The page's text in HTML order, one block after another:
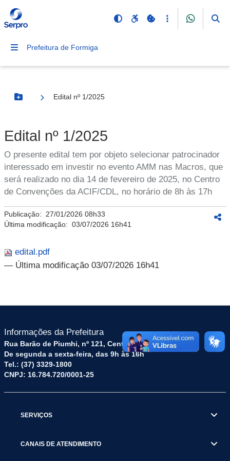
Prefeitura de Formiga
Botão Menu
Edital nº 1/2025
Edital nº 1/2025
O presente edital tem por objeto selecionar patrocinador
interessado em investir no evento AMM nas Macros, que
será realizado no dia 14 de fevereiro de 2025, no Centro
de Convenções da ACIF/CDL, no horário de 8h às 17h
Publicação: 27/01/2026 08h33
Última modificação: 03/07/2026 16h41
edital.pdf
— Última modificação 03/07/2026 16h41
Informações da Prefeitura
Rua Barão de Piumhi, nº 121, Centro – CEP: 35570-128
De segunda a sexta-feira, das 9h às 16h
Tel.: (37) 3329-1800
CNPJ: 16.784.720/0001-25
SERVIÇOS
CANAIS DE ATENDIMENTO